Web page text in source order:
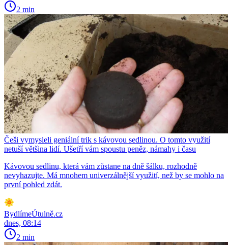
2 min
Češi vymysleli geniální trik s kávovou sedlinou. O tomto využití
netuší většina lidí. Ušetří vám spoustu peněz, námahy i času
Kávovou sedlinu, která vám zůstane na dně šálku, rozhodně
nevyhazujte. Má mnohem univerzálnější využití, než by se mohlo na
první pohled zdát.
BydlímeÚtulně.cz
dnes, 08:14
2 min